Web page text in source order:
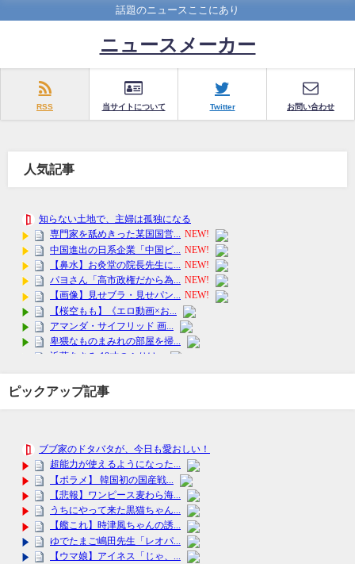
話題のニュースここにあり
ニュースメーカー
RSS 当サイトについて Twitter お問い合わせ
人気記事
ピックアップ記事